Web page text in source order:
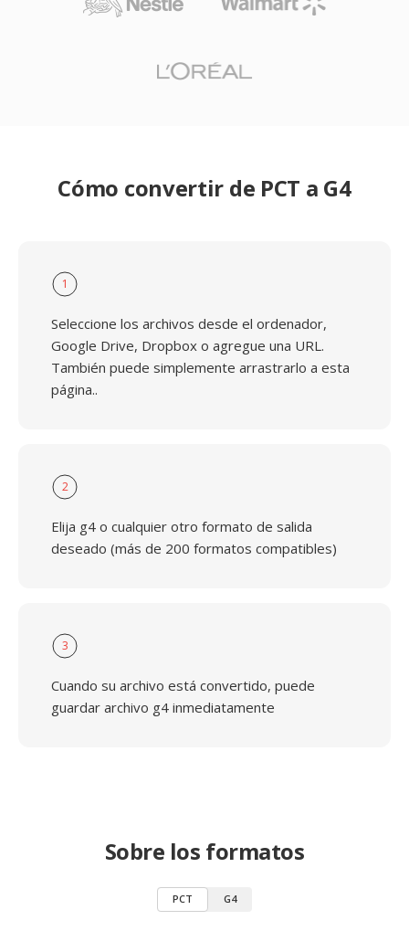
Cómo convertir de PCT a G4
1
Seleccione los archivos desde el ordenador,
Google Drive, Dropbox o agregue una URL.
También puede simplemente arrastrarlo a esta
página..
2
Elija g4 o cualquier otro formato de salida
deseado (más de 200 formatos compatibles)
3
Cuando su archivo está convertido, puede
guardar archivo g4 inmediatamente
Sobre los formatos
PCT G4